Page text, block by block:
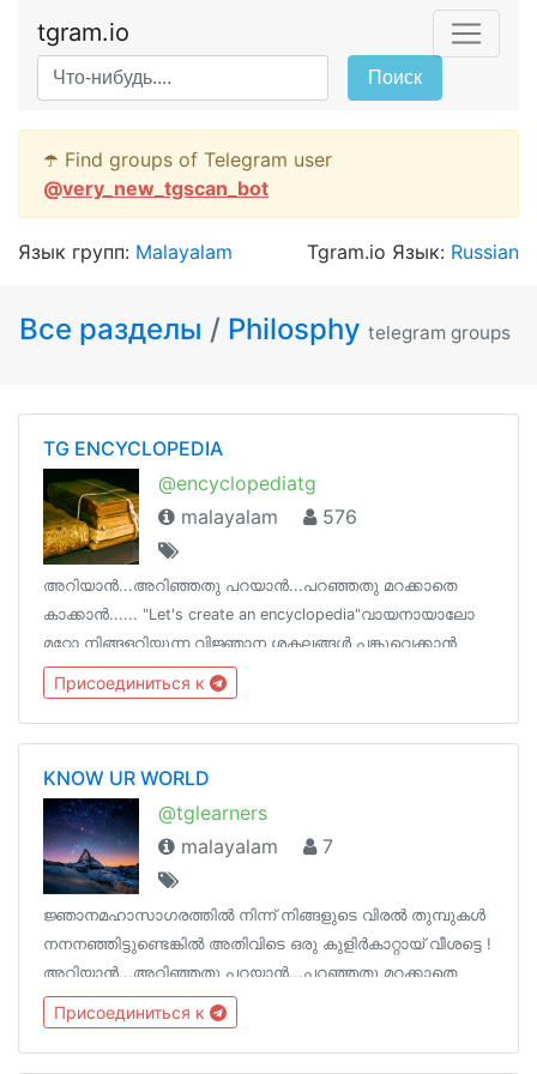
tgram.io
Поиск
☂️ Find groups of Telegram user
@very_new_tgscan_bot
Язык групп: Malayalam Tgram.io Язык: Russian
Все разделы / Philosphy telegram groups
TG ENCYCLOPEDIA
@encyclopediatg
malayalam
576
അറിയാൻ...അറിഞ്ഞതു പറയാൻ...പറഞ്ഞതു മറക്കാതെ
കാക്കാൻ...... "Let's create an encyclopedia"വായനായാലോ
മറ്റോ നിങ്ങളറിയുന്ന വിജ്ഞാന ശകലങ്ങൾ പങ്കുവെക്കാൻ
ഒരിടം !ടെലെഗ്രാമിന്‌ നിങ്ങളുടെ ഓർമകളെ പിടിച്ചു
നിർത്താനാകും !
Присоединиться к
KNOW UR WORLD
@tglearners
malayalam
7
ജ്ഞാനമഹാസാഗരത്തിൽ നിന്ന് നിങ്ങളുടെ വിരൽ തുമ്പുകൾ
നനനഞ്ഞിട്ടുണ്ടെങ്കിൽ അതിവിടെ ഒരു കുളിർകാറ്റായ് വീശട്ടെ !
അറിയാൻ...അറിഞ്ഞതു പറയാൻ...പറഞ്ഞതു മറക്കാതെ
കാക്കാൻ......
Присоединиться к